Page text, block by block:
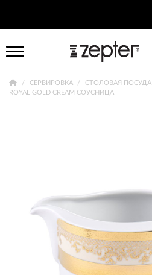
СЕРВИРОВКА
СТОЛОВАЯ ПОСУДА
ROYAL GOLD CREAM СОУСНИЦА